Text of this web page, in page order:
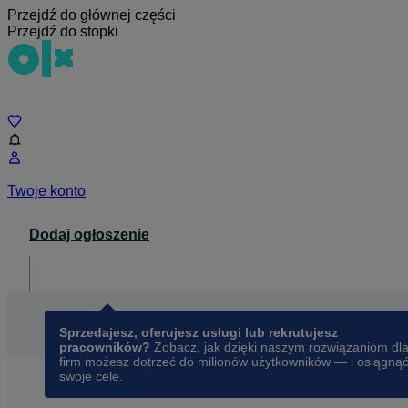
Przejdź do głównej części
Przejdź do stopki
Twoje konto
Dodaj ogłoszenie
Sprzedajesz, oferujesz usługi lub rekrutujesz
pracowników? Zobacz, jak dzięki naszym rozwiązaniom dla
firm możesz dotrzeć do milionów użytkowników — i osiągnąć
swoje cele.